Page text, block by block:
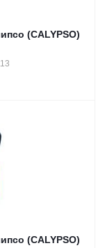
(CALYPSO)
(CALYPSO)